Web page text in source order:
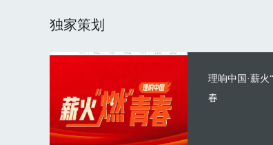
独家策划
理响中国·薪火
春